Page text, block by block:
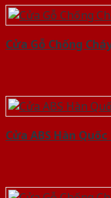
Cửa Gỗ Chống
Cửa ABS Hàn Quốc